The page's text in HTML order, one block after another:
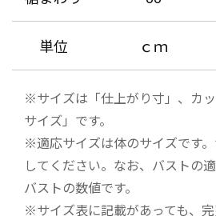
単位 ｃｍ
※サイズは「仕上がり寸」、カ
サイズ」です。
※適応サイズは体のサイズです
してください。なお、バストの
バストの数値です。
※サイズ表に記載があっても、